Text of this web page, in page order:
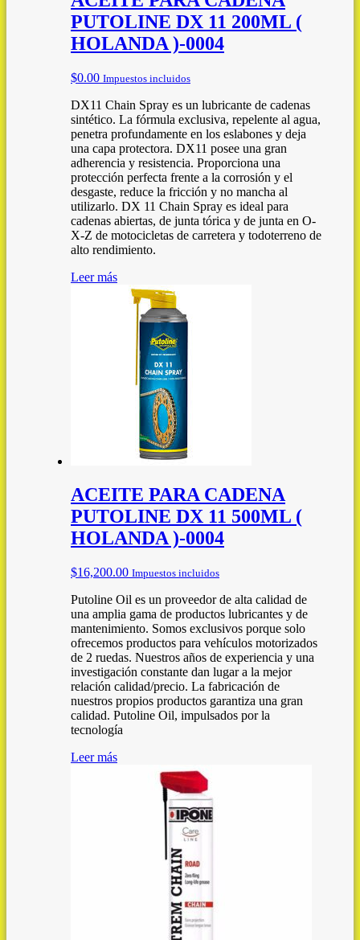
PUTOLINE DX 11 200ML (
HOLANDA )-0004
$0.00 Impuestos incluidos
DX11 Chain Spray es un lubricante de cadenas
sintético. La fórmula exclusiva, repelente al agua,
penetra profundamente en los eslabones y deja
una capa protectora. DX11 posee una gran
adherencia y resistencia. Proporciona una
protección perfecta frente a la corrosión y el
desgaste, reduce la fricción y no mancha al
utilizarlo. DX 11 Chain Spray es ideal para
cadenas abiertas, de junta tórica y de junta en O-
X-Z de motocicletas de carretera y todoterreno de
alto rendimiento.
Leer más
ACEITE PARA CADENA
PUTOLINE DX 11 500ML (
HOLANDA )-0004
$16,200.00 Impuestos incluidos
Putoline Oil es un proveedor de alta calidad de
una amplia gama de productos lubricantes y de
mantenimiento. Somos exclusivos porque solo
ofrecemos productos para vehículos motorizados
de 2 ruedas. Nuestros años de experiencia y una
investigación constante dan lugar a la mejor
relación calidad/precio. La fabricación de
nuestros propios productos garantiza una gran
calidad. Putoline Oil, impulsados por la
tecnología
Leer más